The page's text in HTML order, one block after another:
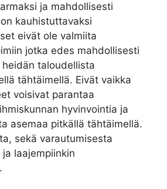
ja mahdollisesti
kauhistuttavaksi
eivät ole valmiita
jotka edes mahdollisesti
taloudellista
tähtäimellä. Eivät vaikka
voisivat parantaa
hyvinvointia ja
asemaa pitkällä tähtäimellä.
sekä varautumisesta
laajempiinkin